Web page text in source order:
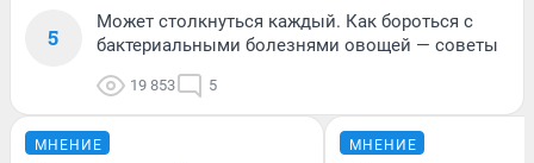
5
Может столкнуться каждый. Как бороться с
бактериальными болезнями овощей — советы
19 853 5
МНЕНИЕ МНЕНИЕ